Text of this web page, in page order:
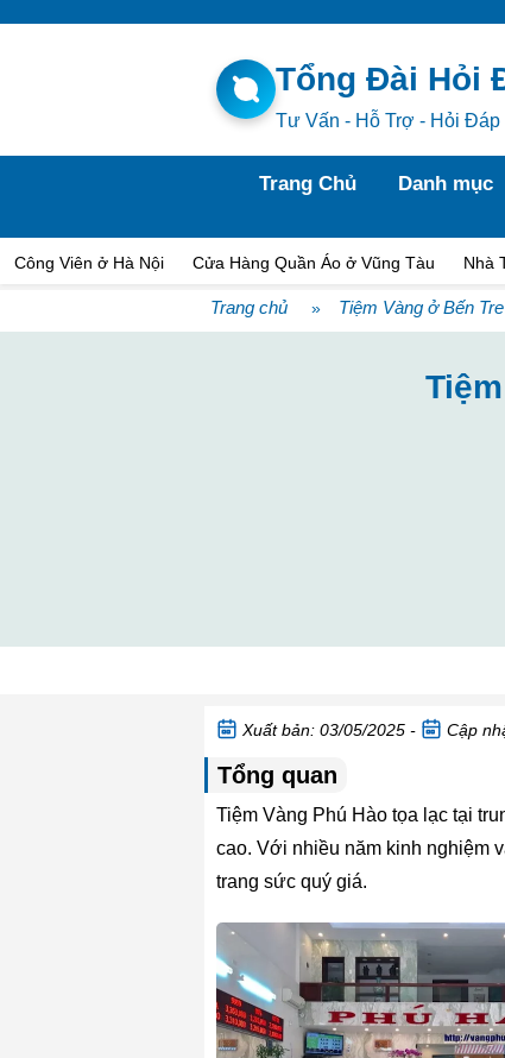
Tổng Đài Hỏi
Tư Vấn - Hỗ Trợ - Hỏi Đáp
Trang Chủ Danh mục
Công Viên ở Hà Nội Cửa Hàng Quần Áo ở Vũng Tàu Nhà
Trang chủ » Tiệm Vàng ở Bến Tre
Xuất bản: 03/05/2025 - Cập
Tổng quan
Tiệm Vàng Phú Hào tọa lạc tại
cao. Với nhiều năm kinh nghiệm
trang sức quý giá.